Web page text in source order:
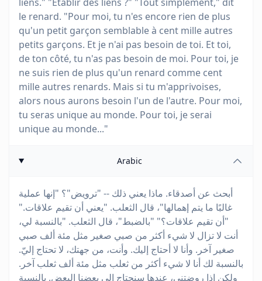
le renard. "Pour moi, tu n'es encore rien de plus
qu'un petit garçon semblable à cent mille autres
petits garçons. Et je n'ai pas besoin de toi. Et toi,
de ton côté, tu n'as pas besoin de moi. Pour toi, je
ne suis rien de plus qu'un renard comme cent
mille autres renards. Mais si tu m'apprivoises,
alors nous aurons besoin l'un de l'autre. Pour moi,
tu seras unique au monde. Pour toi, je serai
unique au monde..."
Arabic
أبحث عن أصدقاء. ماذا يعني ذلك -- "ترويض"؟ "إنها عملية
غالبًا ما يتم إهمالها"، قال الثعلب. "يعني أن تقيم علاقات."
"أن تقيم علاقات؟" "بالضبط"، قال الثعلب. "بالنسبة لي،
أنت لا تزال لا شيء أكثر من صبي صغير مثل مئة ألف صبي
صغير آخر. وأنا لا أحتاج إليك. وأنت، من جهتك، لا تحتاج إليّ.
بالنسبة لك أنا لا شيء أكثر من ثعلب مثل مئة ألف ثعلب آخر.
ولكن إذا روضتني، عندها سنحتاج إلى بعضنا البعض. بالنسبة